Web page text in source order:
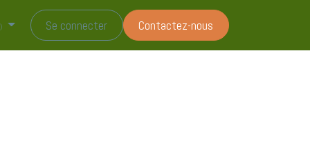
nousSe connecter Contactez-nous